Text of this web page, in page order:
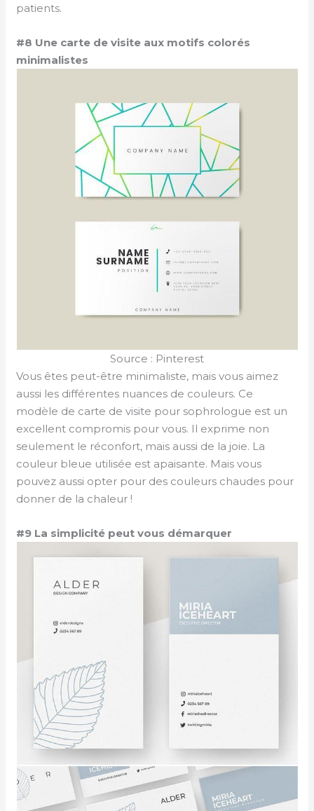
patients.
#8 Une carte de visite aux motifs colorés
minimalistes
Source : Pinterest
Vous êtes peut-être minimaliste, mais vous aimez
aussi les différentes nuances de couleurs. Ce
modèle de carte de visite pour sophrologue est un
excellent compromis pour vous. Il exprime non
seulement le réconfort, mais aussi de la joie. La
couleur bleue utilisée est apaisante. Mais vous
pouvez aussi opter pour des couleurs chaudes pour
donner de la chaleur !
#9 La simplicité peut vous démarquer